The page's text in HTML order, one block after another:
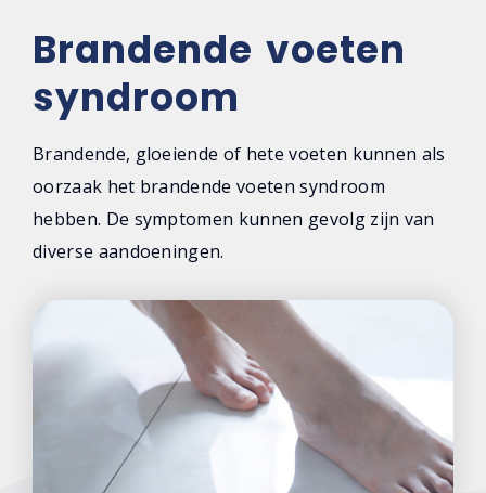
Brandende voeten
syndroom
Brandende, gloeiende of hete voeten kunnen als
oorzaak het brandende voeten syndroom
hebben. De symptomen kunnen gevolg zijn van
diverse aandoeningen.